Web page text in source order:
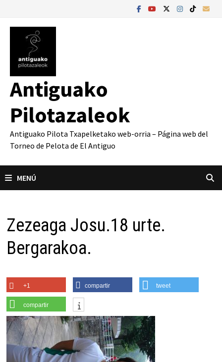
contenido
Antiguako
Pilotazaleok
Antiguako Pilota Txapelketako web-orria – Página web del
Torneo de Pelota de El Antiguo
MENÚ
Zezeaga Josu.18 urte.
Bergarakoa.
+1 compartir tweet
compartir